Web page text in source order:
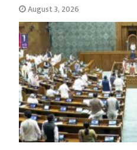
August 3, 2026